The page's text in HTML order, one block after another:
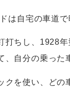
は自宅の車道
打ちし、1928
、自分の乗った
クを使い、ど